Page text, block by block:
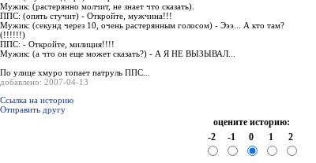
Мужик: (растерянно молчит, не знает что сказать).
ППС: (опять стучит) - Откройте, мужчина!!!
Мужик: (секунд через 10, очень растерянным голосом) - Эээ... А кто там?
(!!!!!!)
ППС: - Откройте, милиция!!!!
Мужик: (а что он еще может сказать?) - А Я НЕ ВЫЗЫВАЛ...
По улице хмуро топает патруль ППС...
добавлено: 2007-04-13
Ссылка на историю
Отправить другу
оцените историю:
-2
-1 0 1 2